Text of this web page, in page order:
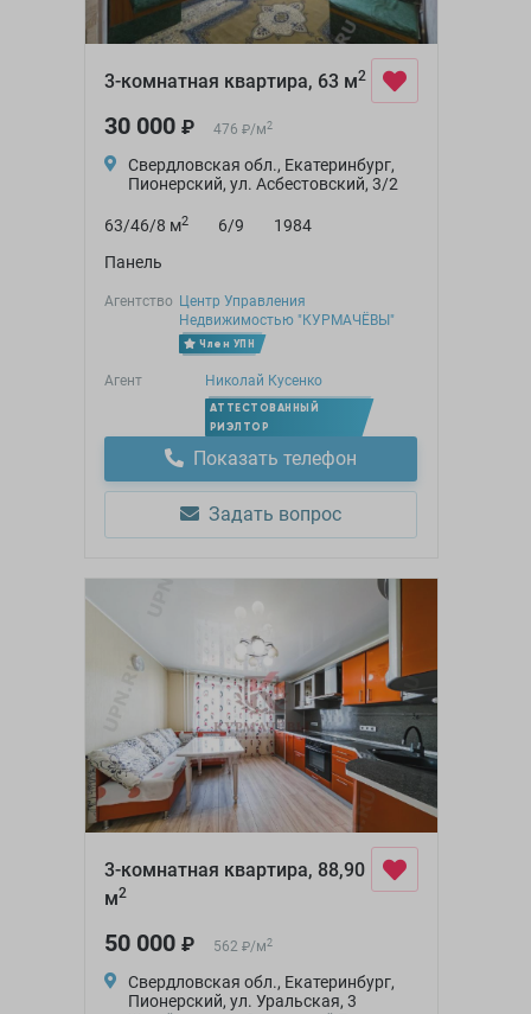
3-комнатная квартира, 63 м2
30 000 ₽ 476 ₽/м2
Свердловская обл., Екатеринбург,
Пионерский, ул. Асбестовский, 3/2
63/46/8 м2 6/9
1984
Панель
Агентство Центр Управления
Недвижимостью "КУРМАЧЁВЫ"
Член УПН
Агент Николай Кусенко
АТТЕСТОВАННЫЙ
РИЭЛТОР
Показать телефон
Задать вопрос
3-комнатная квартира, 88,90
м2
50 000 ₽ 562 ₽/м2
Свердловская обл., Екатеринбург,
Пионерский, ул. Уральская, 3